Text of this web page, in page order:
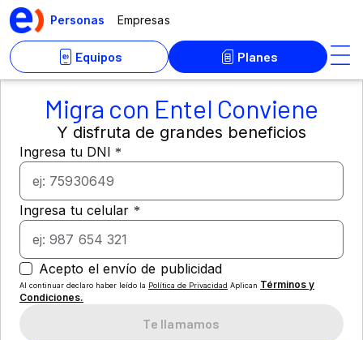
Migra con Entel Conviene
Y disfruta de grandes beneficios
Al continuar declaro haber leído la Política de Privacidad Aplican Términos y
Condiciones.